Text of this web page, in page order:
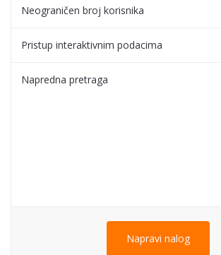
Neograničen broj korisnika
Pristup interaktivnim podacima
Napredna pretraga
Napravi nalog